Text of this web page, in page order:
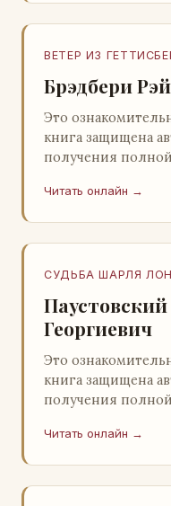
ВЕТЕР ИЗ
Брэдбери
Это
книга защищена
получения
легального ко…
Читать онлайн →
СУДЬБА ШАРЛЯ
Георгиевич
Это
книга защищена
получения
легального ко…
Читать онлайн →